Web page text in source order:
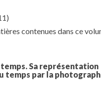
contenues dans ce
Sa représentation
temps par la